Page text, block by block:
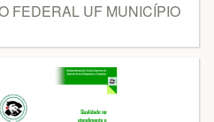
FEDERAL UF MUNICÍPIO